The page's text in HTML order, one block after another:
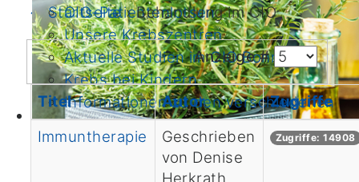
CIO-Patientenlotsen
Unsere Krebszentren
Aktuelle Studien im CIO Bonn
Krebs bei Kindern
Informationen zu den verschiedenen
Krebsarten
nach Kategorien
von A biz Z
Startseite›Behandlung im CIO
Anzeige #
Titel Autor
Zugriffe
Immuntherapie
Geschrieben
von Denise
Herkrath
Zugriffe: 14908